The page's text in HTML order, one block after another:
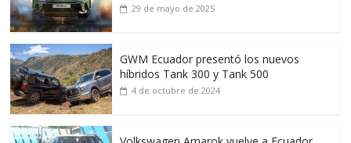
29 de mayo de 2025
GWM Ecuador presentó los nuevos
híbridos Tank 300 y Tank 500
4 de octubre de 2024